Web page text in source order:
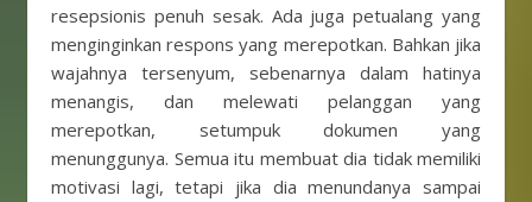
resepsionis penuh sesak. Ada juga petualang yang
menginginkan respons yang merepotkan. Bahkan jika
wajahnya tersenyum, sebenarnya dalam hatinya
menangis, dan melewati pelanggan yang
merepotkan, setumpuk dokumen yang
menunggunya. Semua itu membuat dia tidak memiliki
motivasi lagi, tetapi jika dia menundanya sampai